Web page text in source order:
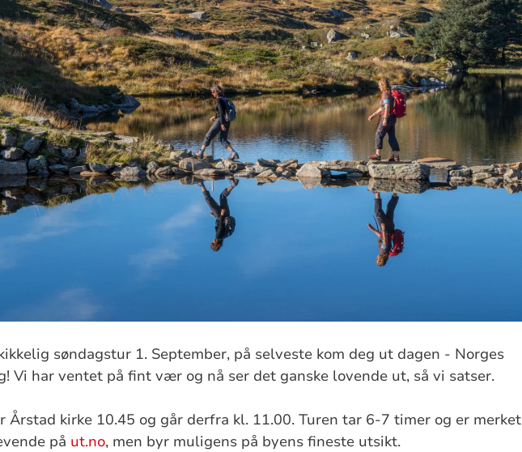
søndagstur 1. September, på selveste kom deg ut dagen - Norges
Vi har ventet på fint vær og nå ser det ganske lovende ut, så vi satser.
Årstad kirke 10.45 og går derfra kl. 11.00. Turen tar 6-7 timer og er merket
på ut.no, men byr muligens på byens fineste utsikt.